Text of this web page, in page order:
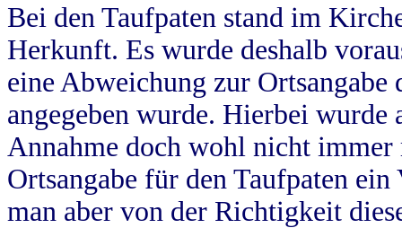
Bei den Taufpaten stand im
Herkunft. Es wurde deshalb
eine Abweichung zur
angegeben wurde. Hierbei wurde
Annahme doch wohl nicht
Ortsangabe für den Taufpaten
man aber von der Richtigkeit